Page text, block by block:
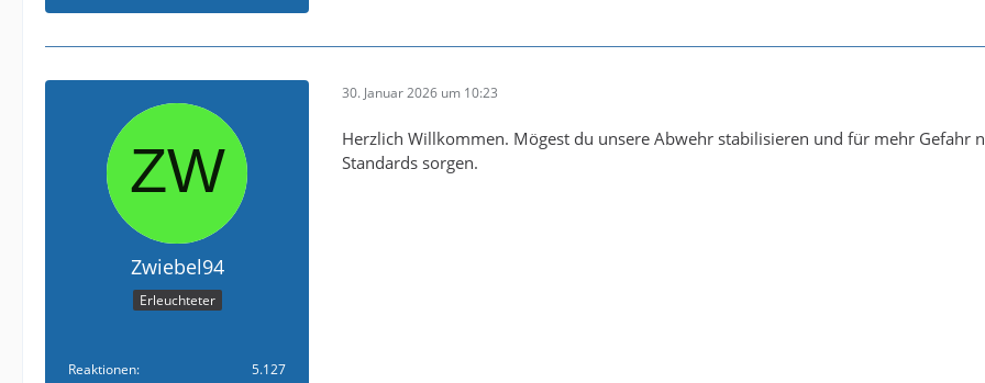
Zwiebel94
Erleuchteter
Reaktionen
5.127
30. Januar 2026 um 10:23
Herzlich Willkommen. Mögest du unsere Abwehr stabilisieren und für mehr Gefahr
Standards sorgen.